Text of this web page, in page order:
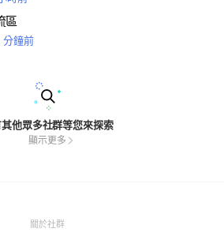
區
分鐘前
他眾多社群等您來探索
顯示更多
關於社群(Open